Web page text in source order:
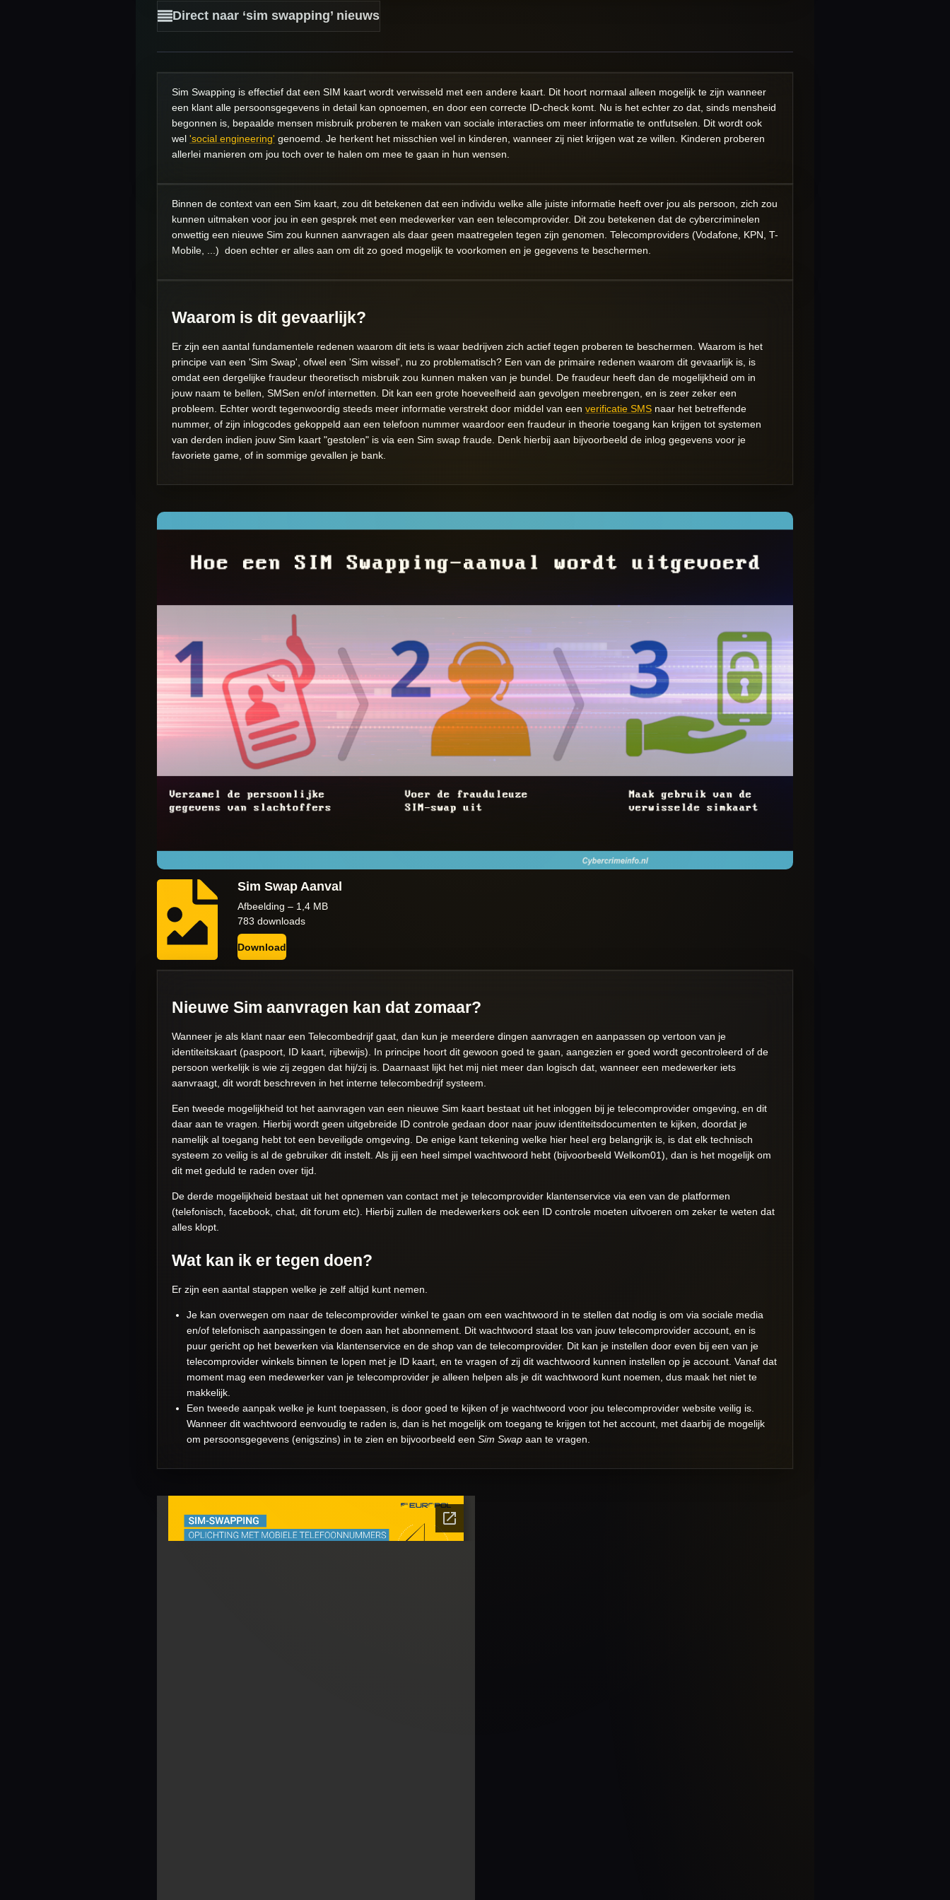
Direct naar ‘sim swapping’ nieuws
Sim Swapping is effectief dat een SIM kaart wordt verwisseld met een andere kaart. Dit hoort normaal alleen mogelijk te zijn wanneer
een klant alle persoonsgegevens in detail kan opnoemen, en door een correcte ID-check komt. Nu is het echter zo dat, sinds mensheid
begonnen is, bepaalde mensen misbruik proberen te maken van sociale interacties om meer informatie te ontfutselen. Dit wordt ook
wel 'social engineering' genoemd. Je herkent het misschien wel in kinderen, wanneer zij niet krijgen wat ze willen. Kinderen proberen
allerlei manieren om jou toch over te halen om mee te gaan in hun wensen.
Binnen de context van een Sim kaart, zou dit betekenen dat een individu welke alle juiste informatie heeft over jou als persoon, zich zou
kunnen uitmaken voor jou in een gesprek met een medewerker van een telecomprovider. Dit zou betekenen dat de cybercriminelen
onwettig een nieuwe Sim zou kunnen aanvragen als daar geen maatregelen tegen zijn genomen. Telecomproviders (Vodafone, KPN, T-
Mobile, ...) doen echter er alles aan om dit zo goed mogelijk te voorkomen en je gegevens te beschermen.
Waarom is dit gevaarlijk?
Er zijn een aantal fundamentele redenen waarom dit iets is waar bedrijven zich actief tegen proberen te beschermen. Waarom is het
principe van een 'Sim Swap', ofwel een 'Sim wissel', nu zo problematisch? Een van de primaire redenen waarom dit gevaarlijk is, is
omdat een dergelijke fraudeur theoretisch misbruik zou kunnen maken van je bundel. De fraudeur heeft dan de mogelijkheid om in
jouw naam te bellen, SMSen en/of internetten. Dit kan een grote hoeveelheid aan gevolgen meebrengen, en is zeer zeker een
probleem. Echter wordt tegenwoordig steeds meer informatie verstrekt door middel van een verificatie SMS naar het betreffende
nummer, of zijn inlogcodes gekoppeld aan een telefoon nummer waardoor een fraudeur in theorie toegang kan krijgen tot systemen
van derden indien jouw Sim kaart "gestolen" is via een Sim swap fraude. Denk hierbij aan bijvoorbeeld de inlog gegevens voor je
favoriete game, of in sommige gevallen je bank.
Sim Swap Aanval
Afbeelding – 1,4 MB
783 downloads
Download
Nieuwe Sim aanvragen kan dat zomaar?
Wanneer je als klant naar een Telecombedrijf gaat, dan kun je meerdere dingen aanvragen en aanpassen op vertoon van je
identiteitskaart (paspoort, ID kaart, rijbewijs). In principe hoort dit gewoon goed te gaan, aangezien er goed wordt gecontroleerd of de
persoon werkelijk is wie zij zeggen dat hij/zij is. Daarnaast lijkt het mij niet meer dan logisch dat, wanneer een medewerker iets
aanvraagt, dit wordt beschreven in het interne telecombedrijf systeem.
Een tweede mogelijkheid tot het aanvragen van een nieuwe Sim kaart bestaat uit het inloggen bij je telecomprovider omgeving, en dit
daar aan te vragen. Hierbij wordt geen uitgebreide ID controle gedaan door naar jouw identiteitsdocumenten te kijken, doordat je
namelijk al toegang hebt tot een beveiligde omgeving. De enige kant tekening welke hier heel erg belangrijk is, is dat elk technisch
systeem zo veilig is al de gebruiker dit instelt. Als jij een heel simpel wachtwoord hebt (bijvoorbeeld Welkom01), dan is het mogelijk om
dit met geduld te raden over tijd.
De derde mogelijkheid bestaat uit het opnemen van contact met je telecomprovider klantenservice via een van de platformen
(telefonisch, facebook, chat, dit forum etc). Hierbij zullen de medewerkers ook een ID controle moeten uitvoeren om zeker te weten dat
alles klopt.
Wat kan ik er tegen doen?
Er zijn een aantal stappen welke je zelf altijd kunt nemen.
Je kan overwegen om naar de telecomprovider winkel te gaan om een wachtwoord in te stellen dat nodig is om via sociale media
en/of telefonisch aanpassingen te doen aan het abonnement. Dit wachtwoord staat los van jouw telecomprovider account, en is
puur gericht op het bewerken via klantenservice en de shop van de telecomprovider. Dit kan je instellen door even bij een van je
telecomprovider winkels binnen te lopen met je ID kaart, en te vragen of zij dit wachtwoord kunnen instellen op je account. Vanaf dat
moment mag een medewerker van je telecomprovider je alleen helpen als je dit wachtwoord kunt noemen, dus maak het niet te
makkelijk.
Een tweede aanpak welke je kunt toepassen, is door goed te kijken of je wachtwoord voor jou telecomprovider website veilig is.
Wanneer dit wachtwoord eenvoudig te raden is, dan is het mogelijk om toegang te krijgen tot het account, met daarbij de mogelijk
om persoonsgegevens (enigszins) in te zien en bijvoorbeeld een Sim Swap aan te vragen.